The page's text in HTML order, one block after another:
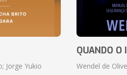
Jorge Yukio
QUANDO O
Wendel de